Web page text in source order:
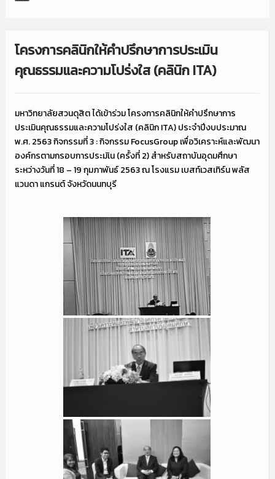
โครงการคลินิกให้คำปรึกษาการประเมิน
คุณธรรมและความโปร่งใส (คลินิก ITA)
มหาวิทยาลัยสวนดุสิต ได้เข้าร่วม โครงการคลินิกให้คำปรึกษาการ
ประเมินคุณธรรมและความโปร่งใส (คลินิก ITA) ประจำปีงบประมาณ
พ.ศ. 2563 กิจกรรมที่ 3 : กิจกรรม FocusGroup เพื่อวิเคราะห์และพัฒนา
องค์กรตามกรอบการประมเิน (ครั้งที่ 2) สำหรับสถาบันอุดมศึกษา
ระหว่างวันที่ 18 – 19 กุมภาพันธ์ 2563 ณ โรงแรม เบสท์เวสเทิร์น พลัส
แวนดา แกรนต์ จังหวัดนนทบุรี